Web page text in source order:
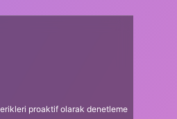
proaktif olarak denetleme